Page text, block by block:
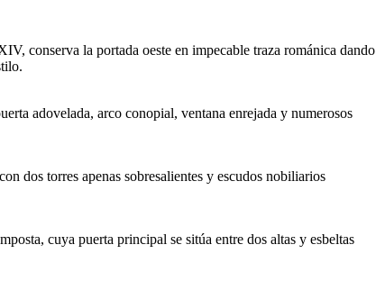
conserva la portada oeste en impecable traza románica dando
adovelada, arco conopial, ventana enrejada y numerosos
dos torres apenas sobresalientes y escudos nobiliarios
cuya puerta principal se sitúa entre dos altas y esbeltas